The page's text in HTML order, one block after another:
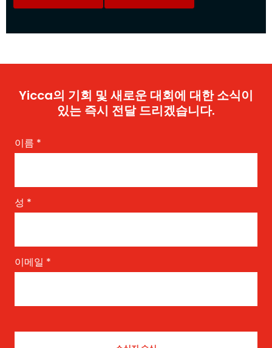
Yicca의 기회 및 새로운 대회에 대한 소식이
있는 즉시 전달 드리겠습니다.
이름 *
성 *
이메일 *